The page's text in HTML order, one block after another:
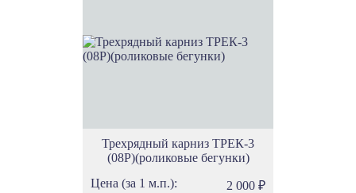
Трехрядный карниз ТРЕК-3
(08Р)(роликовые бегунки)
Цена (за 1 м.п.):
2 000 ₽